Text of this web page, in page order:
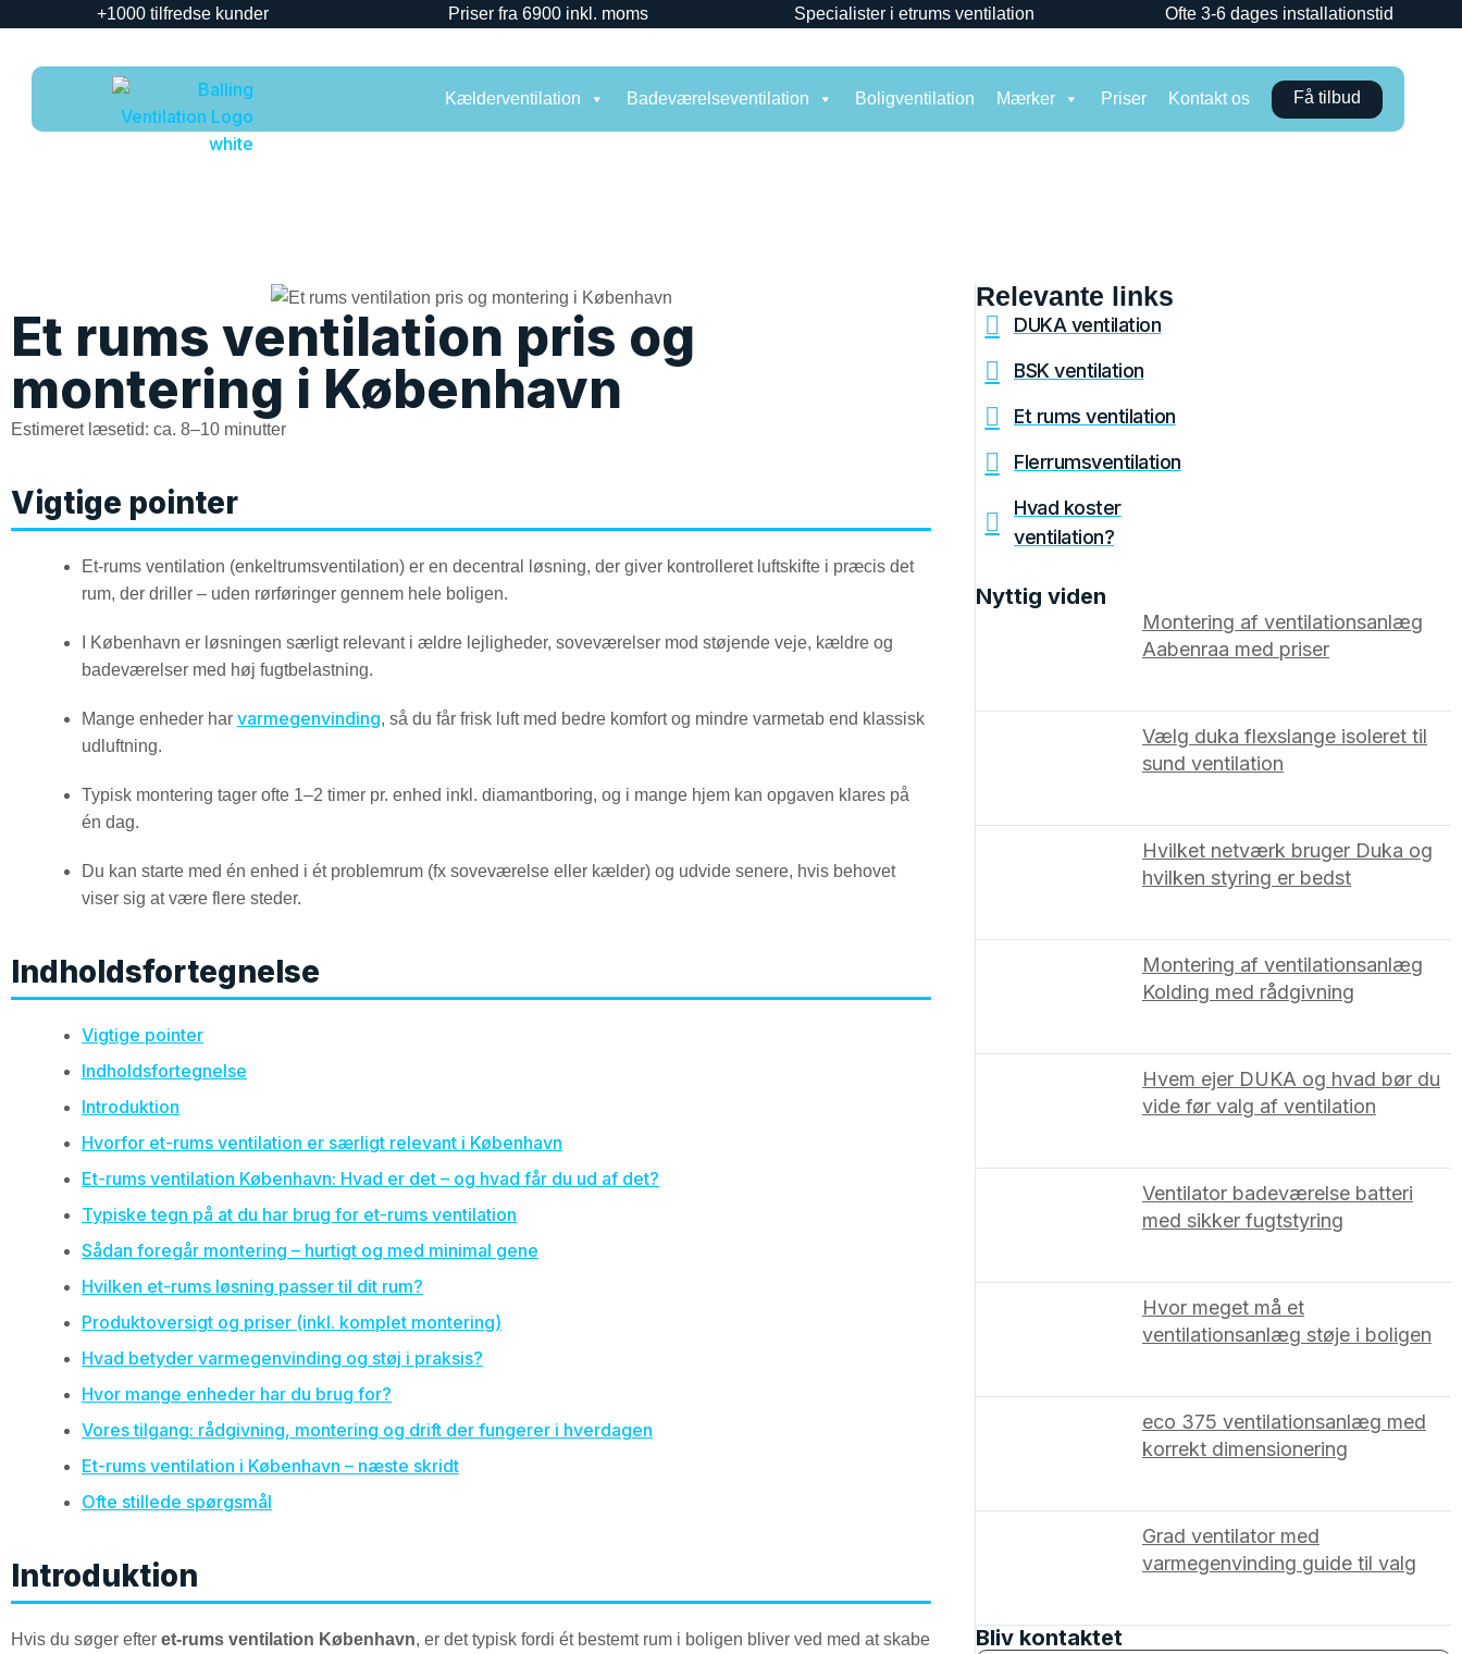
+1000 tilfredse kunder Priser fra 6900 inkl. moms Specialister i etrums ventilation Ofte 3-6 dages installationstid
Kælderventilation Badeværelseventilation Boligventilation Mærker Priser Kontakt os Få tilbud
Et rums ventilation pris og
montering i København
Estimeret læsetid: ca. 8–10 minutter
Vigtige pointer
Et-rums ventilation (enkeltrumsventilation) er en decentral løsning, der giver kontrolleret luftskifte i præcis det
rum, der driller – uden rørføringer gennem hele boligen.
I København er løsningen særligt relevant i ældre lejligheder, soveværelser mod støjende veje, kældre og
badeværelser med høj fugtbelastning.
Mange enheder har varmegenvinding, så du får frisk luft med bedre komfort og mindre varmetab end klassisk
udluftning.
Typisk montering tager ofte 1–2 timer pr. enhed inkl. diamantboring, og i mange hjem kan opgaven klares på
én dag.
Du kan starte med én enhed i ét problemrum (fx soveværelse eller kælder) og udvide senere, hvis behovet
viser sig at være flere steder.
Indholdsfortegnelse
Vigtige pointer
Indholdsfortegnelse
Introduktion
Hvorfor et-rums ventilation er særligt relevant i København
Et-rums ventilation København: Hvad er det – og hvad får du ud af det?
Typiske tegn på at du har brug for et-rums ventilation
Sådan foregår montering – hurtigt og med minimal gene
Hvilken et-rums løsning passer til dit rum?
Produktoversigt og priser (inkl. komplet montering)
Hvad betyder varmegenvinding og støj i praksis?
Hvor mange enheder har du brug for?
Vores tilgang: rådgivning, montering og drift der fungerer i hverdagen
Et-rums ventilation i København – næste skridt
Ofte stillede spørgsmål
Introduktion
Hvis du søger efter et-rums ventilation København, er det typisk fordi ét bestemt rum i boligen bliver ved med at skabe
Relevante links
DUKA ventilation
BSK ventilation
Et rums ventilation
Flerrumsventilation
Hvad koster
ventilation?
Nyttig viden
Montering af ventilationsanlæg
Aabenraa med priser
Vælg duka flexslange isoleret til
sund ventilation
Hvilket netværk bruger Duka og
hvilken styring er bedst
Montering af ventilationsanlæg
Kolding med rådgivning
Hvem ejer DUKA og hvad bør du
vide før valg af ventilation
Ventilator badeværelse batteri
med sikker fugtstyring
Hvor meget må et
ventilationsanlæg støje i boligen
eco 375 ventilationsanlæg med
korrekt dimensionering
Grad ventilator med
varmegenvinding guide til valg
Bliv kontaktet